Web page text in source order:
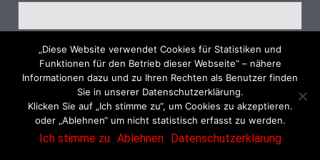
Nächster Schritt
© 2026 Dachrinnenreinigung SH
„Diese Website verwendet Cookies für Statistiken und
Funktionen für den Betrieb dieser Webseite“ – nähere
Informationen dazu und zu Ihren Rechten als Benutzer finden
Sie in unserer Datenschutzerklärung.
Klicken Sie auf „Ich stimme zu“, um Cookies zu akzeptieren.
oder „Ablehnen“ um nicht statistisch erfasst zu werden.
Ich stimme zu Ablehnen Datenschutzerklärung